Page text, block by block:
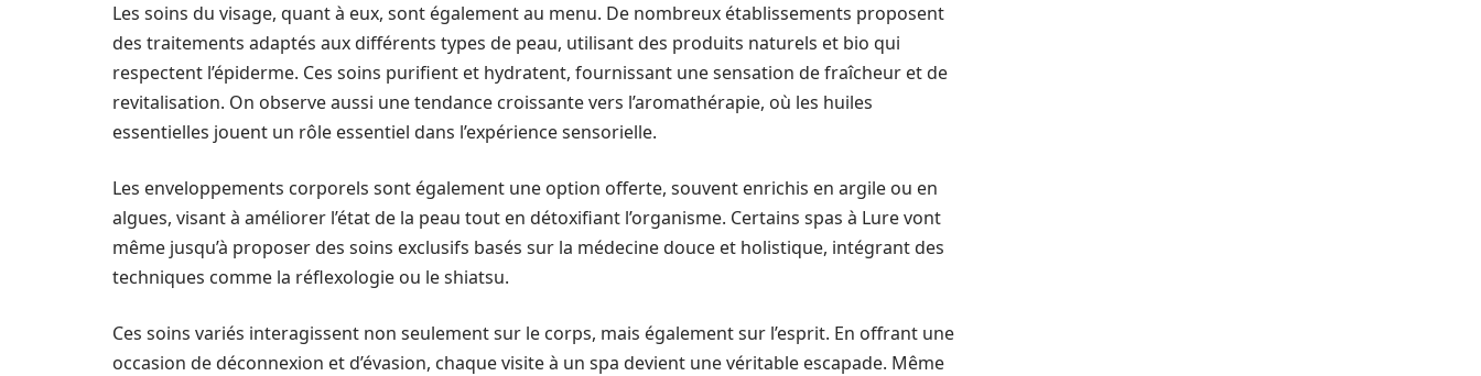
Les soins du visage, quant à eux, sont également au menu. De nombreux établissements proposent
des traitements adaptés aux différents types de peau, utilisant des produits naturels et bio qui
respectent l’épiderme. Ces soins purifient et hydratent, fournissant une sensation de fraîcheur et de
revitalisation. On observe aussi une tendance croissante vers l’aromathérapie, où les huiles
essentielles jouent un rôle essentiel dans l’expérience sensorielle.
Les enveloppements corporels sont également une option offerte, souvent enrichis en argile ou en
algues, visant à améliorer l’état de la peau tout en détoxifiant l’organisme. Certains spas à Lure vont
même jusqu’à proposer des soins exclusifs basés sur la médecine douce et holistique, intégrant des
techniques comme la réflexologie ou le shiatsu.
Ces soins variés interagissent non seulement sur le corps, mais également sur l’esprit. En offrant une
occasion de déconnexion et d’évasion, chaque visite à un spa devient une véritable escapade. Même